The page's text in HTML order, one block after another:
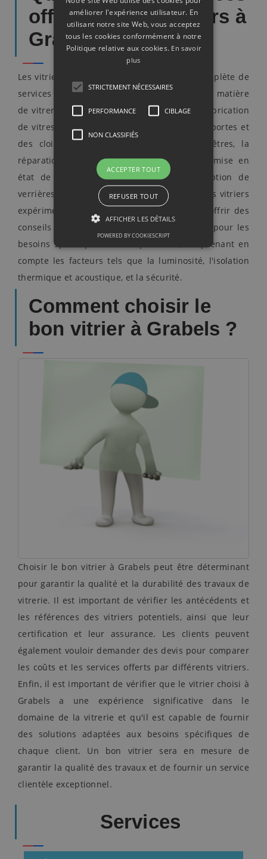
offerts par les vitriers à
Grabels ?
Les vitriers à Grabels offrent une gamme complète de
services pour répondre à tous les besoins en matière
de vitrerie. Les services peuvent inclure la fabrication
de vitres sur mesure pour des fenêtres, des portes et
des cloisons, la pose de vitres et de fenêtres, la
réparation de fenêtres endommagées, la remise en
état de vitres brisées, et même la conception de
verrières pour les bâtiments commerciaux. Les vitriers
expérimentés à Grabels peuvent également offrir des
conseils sur les meilleures options de verre pour les
besoins spécifiques de chaque client, en prenant en
compte les facteurs tels que la luminosité, l'isolation
thermique et acoustique, et la sécurité.
Comment choisir le
bon vitrier à Grabels ?
Choisir le bon vitrier à Grabels peut être déterminant
pour garantir la qualité et la durabilité des travaux de
vitrerie. Il est important de vérifier les antécédents et
les références des vitriers potentiels, ainsi que leur
certification et leur assurance. Les clients peuvent
également vouloir demander des devis pour comparer
les coûts et les services offerts par différents vitriers.
Enfin, il est important de vérifier que le vitrier choisi à
Grabels a une expérience significative dans le
domaine de la vitrerie et qu'il est capable de fournir
des solutions adaptées aux besoins spécifiques de
chaque client. Un bon vitrier sera en mesure de
garantir la qualité des travaux et de fournir un service
clientèle exceptionnel.
Services
améliorer l'expérience utilisateur. En
utilisant notre site Web, vous acceptez
tous les cookies conformément à notre
Politique relative aux cookies. En savoir
plus
STRICTEMENT NÉCESSAIRES
PERFORMANCE CIBLAGE
NON CLASSIFIÉS
ACCEPTER TOUT
REFUSER TOUT
AFFICHER LES DÉTAILS
POWERED BY COOKIESCRIPT